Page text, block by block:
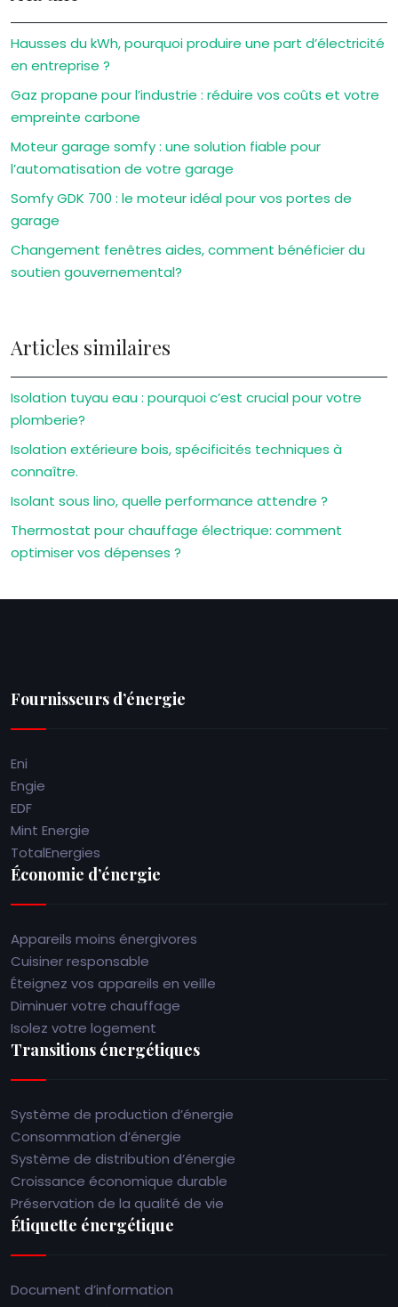
Hausses du kWh, pourquoi produire une part d’électricité
en entreprise ?
Gaz propane pour l’industrie : réduire vos coûts et votre
empreinte carbone
Moteur garage somfy : une solution fiable pour
l’automatisation de votre garage
Somfy GDK 700 : le moteur idéal pour vos portes de
garage
Changement fenêtres aides, comment bénéficier du
soutien gouvernemental?
Articles similaires
Isolation tuyau eau : pourquoi c’est crucial pour votre
plomberie?
Isolation extérieure bois, spécificités techniques à
connaître.
Isolant sous lino, quelle performance attendre ?
Thermostat pour chauffage électrique: comment
optimiser vos dépenses ?
Fournisseurs d’énergie
Eni
Engie
EDF
Mint Energie
TotalEnergies
Économie d’énergie
Appareils moins énergivores
Cuisiner responsable
Éteignez vos appareils en veille
Diminuer votre chauffage
Isolez votre logement
Transitions énergétiques
Système de production d’énergie
Consommation d’énergie
Système de distribution d’énergie
Croissance économique durable
Préservation de la qualité de vie
Étiquette énergétique
Document d’information